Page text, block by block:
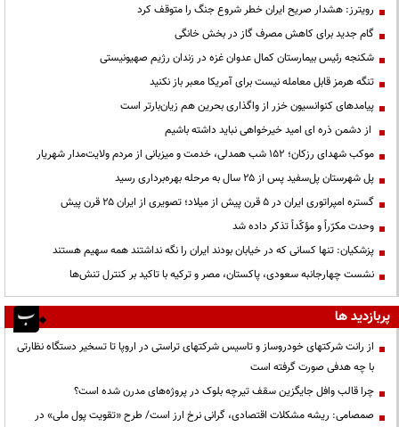
رویترز: هشدار صریح ایران خطر شروع جنگ را متوقف کرد
گام جدید برای کاهش مصرف گاز در بخش خانگی
شکنجه رئیس بیمارستان کمال عدوان غزه در زندان رژیم صهیونیستی
تنگه هرمز قابل معامله نیست برای آمریکا معبر باز نکنید
پیامدهای کنوانسیون خزر از واگذاری بحرین هم زیان‌بارتر است
از دشمن ذره ای امید خیرخواهی نباید داشته باشیم
موکب شهدای رزکان؛ ۱۵۲ شب همدلی، خدمت و میزبانی از مردم ولایت‌مدار شهریار
پل شهرستان پل‌سفید پس از ۲۵ سال به مرحله بهره‌برداری رسید
گستره امپراتوری ایران در ۵ قرن پیش از میلاد؛ تصویری از ایران ۲۵ قرن پیش
وحدت مکرّراً و مؤکّداً تذکر داده شد
پزشکیان: تنها کسانی که در خیابان بودند ایران را نگه نداشتند همه سهیم هستند
نشست چهارجانبه سعودی، پاکستان، مصر و ترکیه با تاکید بر کنترل تنش‌ها
پربازدید ها
از رانت‌ شرکتهای خودروساز و تاسیس شرکتهای تراستی در اروپا تا تسخیر دستگاه نظارتی
با چه هدفی صورت گرفته است
چرا قالب وافل جایگزین سقف تیرچه بلوک در پروژه‌های مدرن شده است؟
صمصامی: ریشه مشکلات اقتصادی، گرانی نرخ ارز است/ طرح «تقویت پول ملی» در